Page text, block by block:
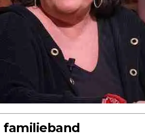
familieband